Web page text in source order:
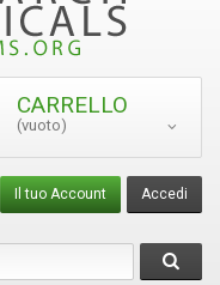
CARRELLO
(vuoto)
Accedi
Il tuo Account